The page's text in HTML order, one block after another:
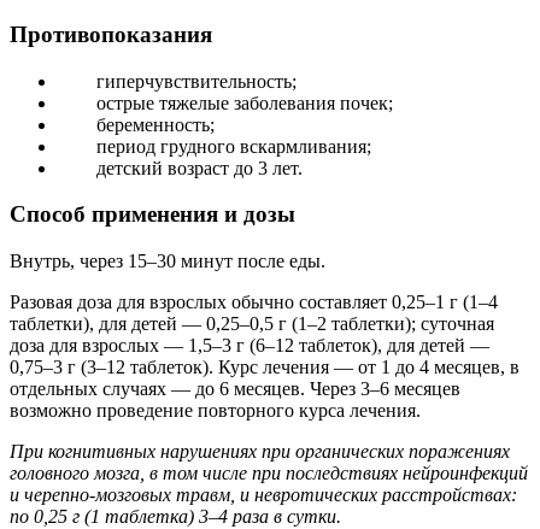
Противопоказания
гиперчувствительность;
острые тяжелые заболевания почек;
беременность;
период грудного вскармливания;
детский возраст до 3 лет.
Способ применения и дозы
Внутрь, через 15–30 минут после еды.
Разовая доза для взрослых обычно составляет 0,25–1 г (1–4
таблетки), для детей — 0,25–0,5 г (1–2 таблетки); суточная
доза для взрослых — 1,5–3 г (6–12 таблеток), для детей —
0,75–3 г (3–12 таблеток). Курс лечения — от 1 до 4 месяцев, в
отдельных случаях — до 6 месяцев. Через 3–6 месяцев
возможно проведение повторного курса лечения.
При когнитивных нарушениях при органических поражениях
головного мозга, в том числе при последствиях нейроинфекций
и черепно-мозговых травм, и невротических расстройствах:
по 0,25 г (1 таблетка) 3–4 раза в сутки.